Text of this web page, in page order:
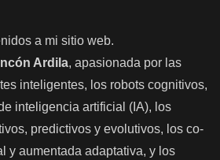
a mi sitio web.
Ardila, apasionada por las
inteligentes, los robots cognitivos,
inteligencia artificial (IA), los
predictivos y evolutivos, los co-
y aumentada adaptativa, y los